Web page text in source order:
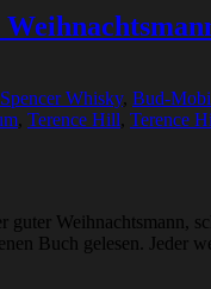
Whisky, Bud-
, Terence Hill, Terence
Buch gelesen. Jeder